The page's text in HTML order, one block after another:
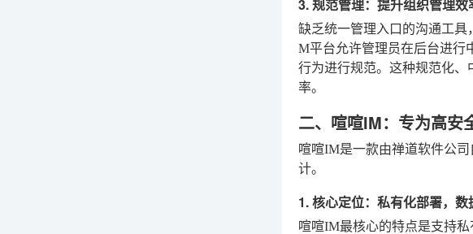
3. 规范管理：提升组织管理效
缺乏统一管理入口的沟通工
M平台允许管理员在后台进行
行为进行规范。这种规范化
率。
二、喧喧IM：专为高安
喧喧IM是一款由禅道软件公
计。
1. 核心定位：私有化部署，
喧喧IM最核心的特点是支持